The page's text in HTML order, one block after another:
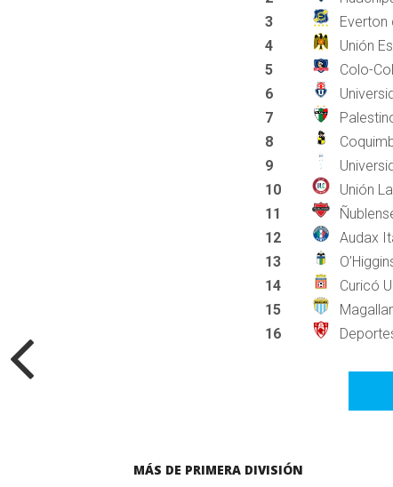
3
Everton
4
Unión
5
Colo-
6
7
8
9
10
Unión
11
12
Audax
13
14
Curicó
15
16
MÁS DE PRIMERA DIVISIÓN